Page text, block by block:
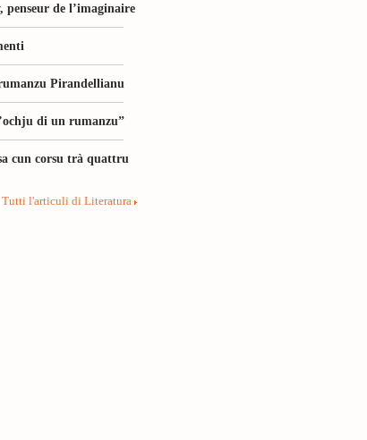
penseur de l’imaginaire
Pirandellianu
di un rumanzu”
cun corsu trà quattru
Tutti l'articuli di Literatura